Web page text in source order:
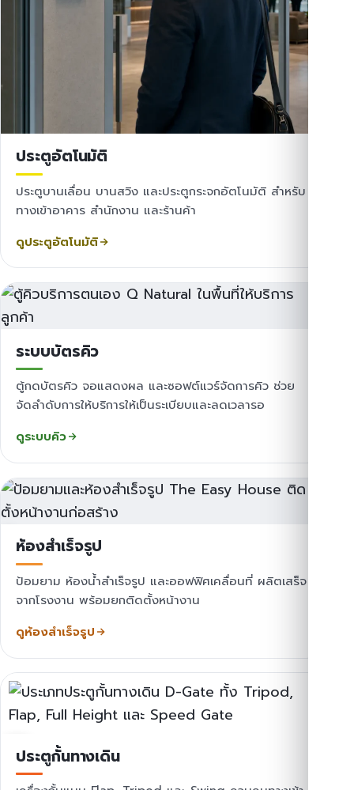
ประตูอัตโนมัติ
ประตูบานเลื่อน บานสวิง และประตูกระจกอัตโนมัติ สำหรับ
ทางเข้าอาคาร สำนักงาน และร้านค้า
ดูประตูอัตโนมัติ
ระบบบัตรคิว
ตู้กดบัตรคิว จอแสดงผล และซอฟต์แวร์จัดการคิว ช่วย
จัดลำดับการให้บริการให้เป็นระเบียบและลดเวลารอ
ดูระบบคิว
ห้องสำเร็จรูป
ป้อมยาม ห้องน้ำสำเร็จรูป และออฟฟิศเคลื่อนที่ ผลิตเสร็จ
จากโรงงาน พร้อมยกติดตั้งหน้างาน
ดูห้องสำเร็จรูป
ประตูกั้นทางเดิน